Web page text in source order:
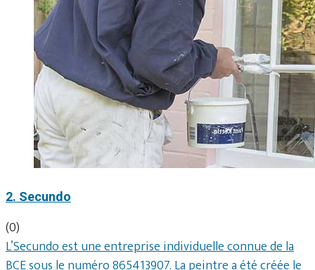
2. Secundo
(0)
L’Secundo est une entreprise individuelle connue de la
BCE sous le numéro 865413907. La peintre a été créée le